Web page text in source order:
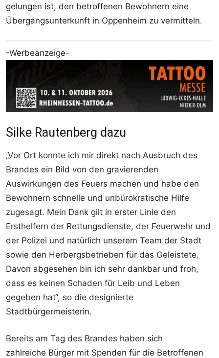
gelungen ist, den betroffenen Bewohnern eine
Übergangsunterkunft in Oppenheim zu vermitteln.
-Werbeanzeige-
Silke Rautenberg dazu
„Vor Ort konnte ich mir direkt nach Ausbruch des
Brandes ein Bild von den gravierenden
Auswirkungen des Feuers machen und habe den
Bewohnern schnelle und unbürokratische Hilfe
zugesagt. Mein Dank gilt in erster Linie den
Ersthelfern der Rettungsdienste, der Feuerwehr und
der Polizei und natürlich unserem Team der Stadt
sowie den Herbergsbetrieben für das Geleistete.
Davon abgesehen bin ich sehr dankbar und froh,
dass es keinen Schaden für Leib und Leben
gegeben hat“, so die designierte
Stadtbürgermeisterin.
Bereits am Tag des Brandes haben sich
zahlreiche Bürger mit Spenden für die Betroffenen